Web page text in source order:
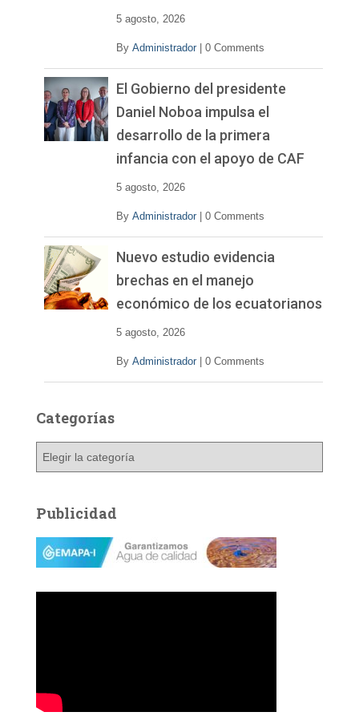
5 agosto, 2026
By Administrador 0 Comments
El Gobierno del presidente
Daniel Noboa impulsa el
desarrollo de la primera
infancia con el apoyo de CAF
5 agosto, 2026
By Administrador 0 Comments
Nuevo estudio evidencia
brechas en el manejo
económico de los ecuatorianos
5 agosto, 2026
By Administrador 0 Comments
Categorías
g
o
a
Publicidad